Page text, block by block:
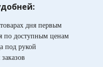
дня первым
по доступным ценам
под рукой